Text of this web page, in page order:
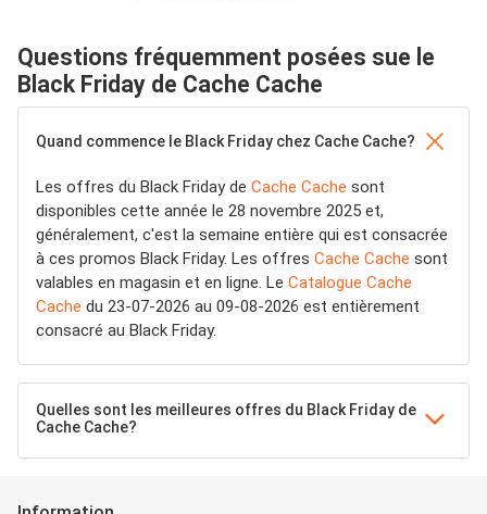
Questions fréquemment posées sue le
Black Friday de Cache Cache
Quand commence le Black Friday chez Cache Cache?
Les offres du Black Friday de Cache Cache sont
disponibles cette année le 28 novembre 2025 et,
généralement, c'est la semaine entière qui est consacrée
à ces promos Black Friday. Les offres Cache Cache sont
valables en magasin et en ligne. Le Catalogue Cache
Cache du 23-07-2026 au 09-08-2026 est entièrement
consacré au Black Friday.
Quelles sont les meilleures offres du Black Friday de
Cache Cache?